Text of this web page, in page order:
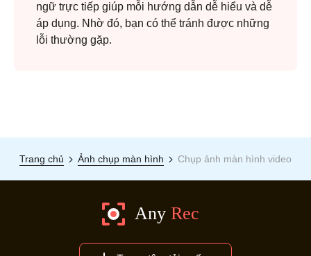
ngữ trực tiếp giúp mỗi hướng dẫn dễ hiểu và dễ
áp dụng. Nhờ đó, bạn có thể tránh được những
lỗi thường gặp.
Trang chủ Ảnh chụp màn hình Chụp ảnh màn hình video